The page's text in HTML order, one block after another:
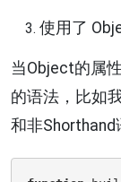
使用了
当Object的属
的语法，比如
和非Shorthand